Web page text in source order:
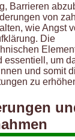
Barrieren
von
wie Angst
Die
essentiell, um
und somit
zu